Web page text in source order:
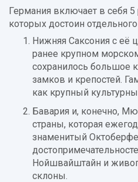
Германия включает в себя
которых достоин
Нижняя Саксония с её
ранее крупном
сохранилось большое
замков и крепостей.
как крупный
Бавария и, конечно,
страны, которая
знаменитый
Нойшвайштайн и
склоны.